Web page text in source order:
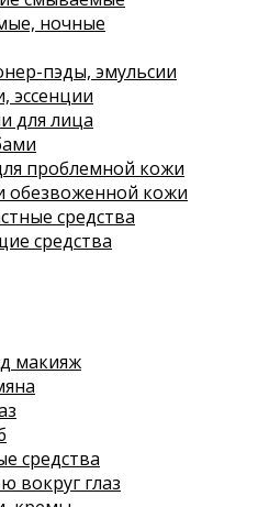
ночные
пэды, эмульсии
эссенции
для лица
проблемной кожи
обезвоженной кожи
средства
средства
макияж
средства
вокруг глаз